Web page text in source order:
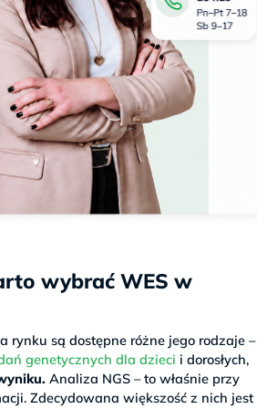
wybrać WES w
rynku są dostępne różne jego rodzaje –
genetycznych dla dzieci i dorosłych,
Analiza NGS – to właśnie przy
Zdecydowana większość z nich jest